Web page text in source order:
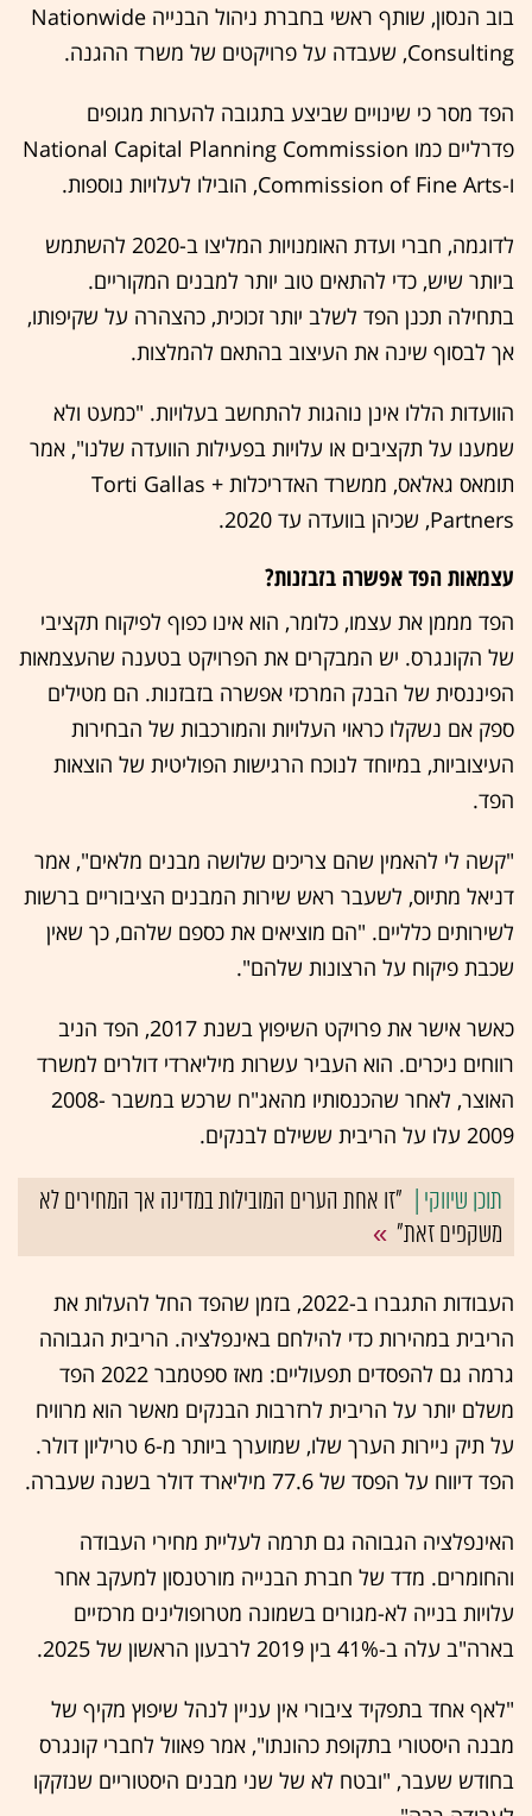
בוב הנסון, שותף ראשי בחברת ניהול הבנייה Nationwide
Consulting, שעבדה על פרויקטים של משרד ההגנה.
הפד מסר כי שינויים שביצע בתגובה להערות מגופים
פדרליים כמו National Capital Planning Commission
ו-Commission of Fine Arts, הובילו לעלויות נוספות.
לדוגמה, חברי ועדת האומנויות המליצו ב-2020 להשתמש
ביותר שיש, כדי להתאים טוב יותר למבנים המקוריים.
בתחילה תכנן הפד לשלב יותר זכוכית, כהצהרה על שקיפותו,
אך לבסוף שינה את העיצוב בהתאם להמלצות.
הוועדות הללו אינן נוהגות להתחשב בעלויות. "כמעט ולא
שמענו על תקציבים או עלויות בפעילות הוועדה שלנו", אמר
תומאס גאלאס, ממשרד האדריכלות Torti Gallas +
Partners, שכיהן בוועדה עד 2020.
עצמאות הפד אפשרה בזבזנות?
הפד מממן את עצמו, כלומר, הוא אינו כפוף לפיקוח תקציבי
של הקונגרס. יש המבקרים את הפרויקט בטענה שהעצמאות
הפיננסית של הבנק המרכזי אפשרה בזבזנות. הם מטילים
ספק אם נשקלו כראוי העלויות והמורכבות של הבחירות
העיצוביות, במיוחד לנוכח הרגישות הפוליטית של הוצאות
הפד.
"קשה לי להאמין שהם צריכים שלושה מבנים מלאים", אמר
דניאל מתיוס, לשעבר ראש שירות המבנים הציבוריים ברשות
לשירותים כלליים. "הם מוציאים את כספם שלהם, כך שאין
שכבת פיקוח על הרצונות שלהם".
כאשר אישר את פרויקט השיפוץ בשנת 2017, הפד הניב
רווחים ניכרים. הוא העביר עשרות מיליארדי דולרים למשרד
האוצר, לאחר שהכנסותיו מהאג"ח שרכש במשבר 2008-
2009 עלו על הריבית ששילם לבנקים.
"זו אחת הערים המובילות במדינה אך המחירים לא
משקפים זאת"
העבודות התגברו ב-2022, בזמן שהפד החל להעלות את
הריבית במהירות כדי להילחם באינפלציה. הריבית הגבוהה
גרמה גם להפסדים תפעוליים: מאז ספטמבר 2022 הפד
משלם יותר על הריבית לרזרבות הבנקים מאשר הוא מרוויח
על תיק ניירות הערך שלו, שמוערך ביותר מ-6 טריליון דולר.
הפד דיווח על הפסד של 77.6 מיליארד דולר בשנה שעברה.
האינפלציה הגבוהה גם תרמה לעליית מחירי העבודה
והחומרים. מדד של חברת הבנייה מורטנסון למעקב אחר
עלויות בנייה לא-מגורים בשמונה מטרופולינים מרכזיים
בארה"ב עלה ב-41% בין 2019 לרבעון הראשון של 2025.
"לאף אחד בתפקיד ציבורי אין עניין לנהל שיפוץ מקיף של
מבנה היסטורי בתקופת כהונתו", אמר פאוול לחברי קונגרס
בחודש שעבר, "ובטח לא של שני מבנים היסטוריים שנזקקו